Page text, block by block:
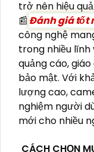
trở nên hiệu
📰 Đánh giá tốt
công nghệ
trong nhiều
quảng cáo,
bảo mật. Với
lượng cao,
nghiệm người
mới cho nhiều
CÁCH CHỌN